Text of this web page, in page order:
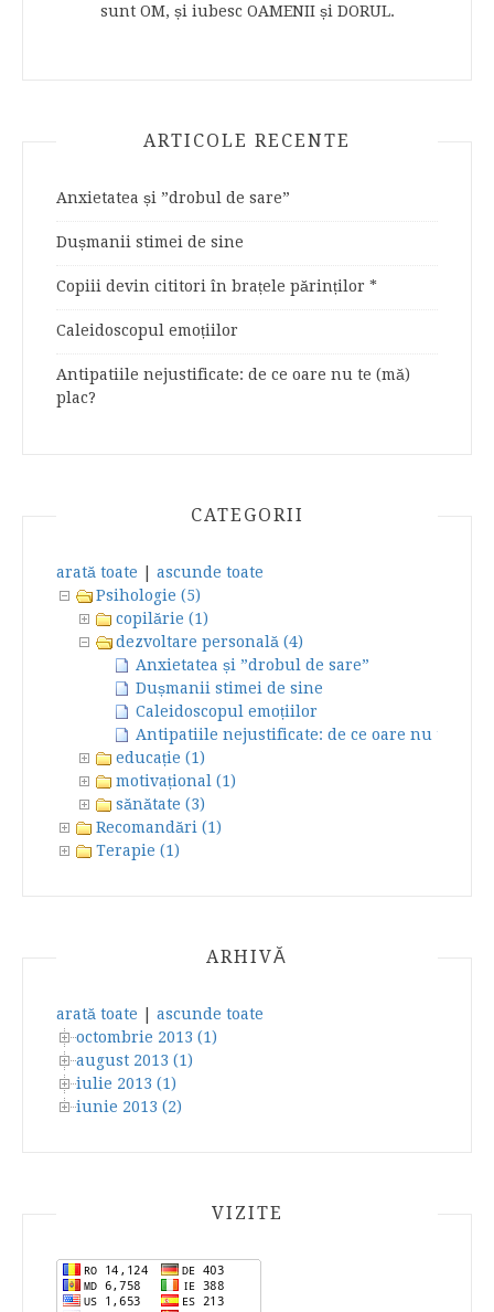
sunt OM, și iubesc OAMENII și DORUL.
ARTICOLE RECENTE
Anxietatea și ”drobul de sare”
Dușmanii stimei de sine
Copiii devin cititori în brațele părinților *
Caleidoscopul emoțiilor
Antipatiile nejustificate: de ce oare nu te (mă)
plac?
CATEGORII
arată toate
ascunde toate
Psihologie (5)
copilărie (1)
dezvoltare personală (4)
Anxietatea și ”drobul de sare”
Dușmanii stimei de sine
Caleidoscopul emoțiilor
Antipatiile nejustificate: de ce oare nu te (mă)
educație (1)
motivațional (1)
sănătate (3)
Recomandări (1)
Terapie (1)
ARHIVĂ
arată toate
ascunde toate
octombrie 2013 (1)
august 2013 (1)
iulie 2013 (1)
iunie 2013 (2)
VIZITE